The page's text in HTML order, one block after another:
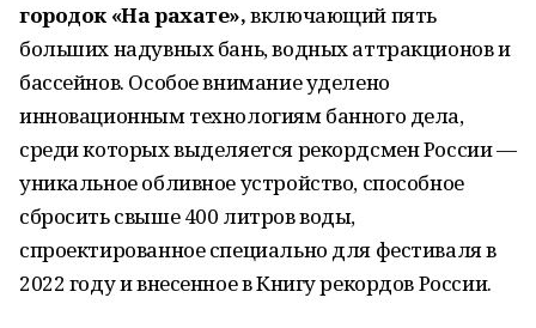
городок «На рахате»,включающий пять
больших надувных бань, водных аттракционов и
бассейнов. Особое внимание уделено
инновационным технологиям банного дела,
среди которых выделяется рекордсмен России —
уникальное обливное устройство, способное
сбросить свыше 400 литров воды,
спроектированное специально для фестиваля в
2022 году и внесенное в Книгу рекордов России.